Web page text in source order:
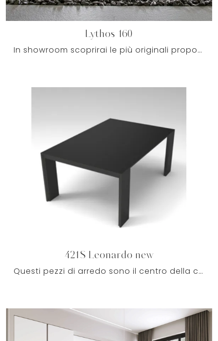
Lythos 160
In showroom scoprirai le più originali proposte da pranzo firmate dal noto e conosciuto brand, sempre realizzate in materiali pregiati resistenti ...
421S Leonardo new
Questi pezzi di arredo sono il centro della convivialità in casa: intorno al tavolo ci si riunisce con amici e parenti per serate in compagnia nonché ...